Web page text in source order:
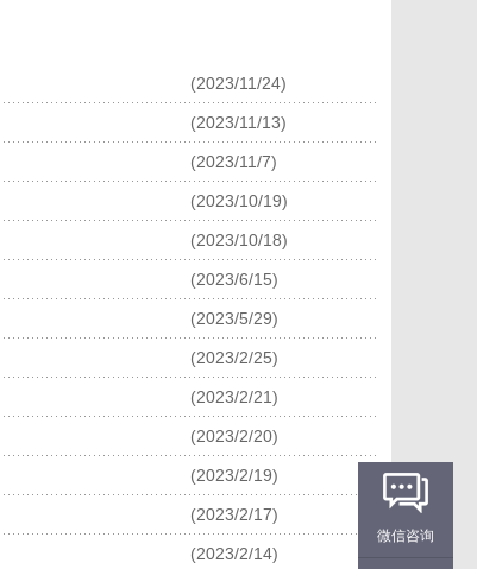
(2023/11/24)
(2023/11/13)
(2023/11/7)
(2023/10/19)
(2023/10/18)
(2023/6/15)
(2023/5/29)
(2023/2/25)
(2023/2/21)
(2023/2/20)
(2023/2/19)
(2023/2/17)
(2023/2/14)
微信咨询